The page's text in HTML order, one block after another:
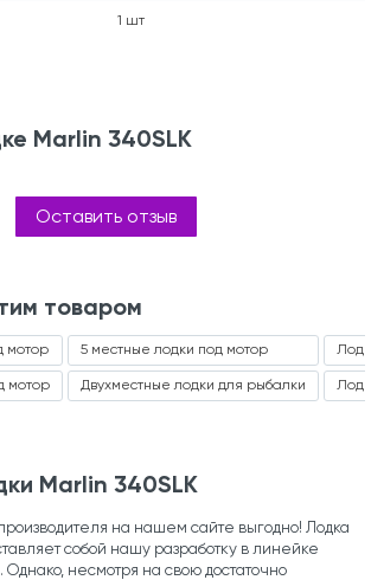
1 шт
Marlin 340SLK
Оставить отзыв
товаром
мотор
мотор
5 местные лодки под мотор
Двухместные лодки для рыбалки
Marlin 340SLK
на нашем сайте выгодно! Лодка
собой нашу разработку в линейке
несмотря на свою достаточно